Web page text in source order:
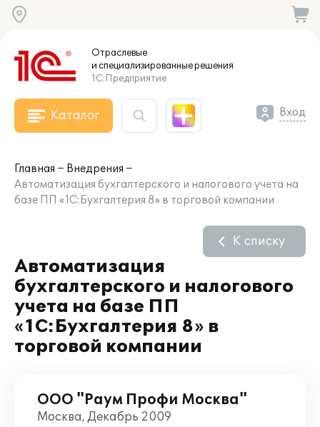
Отраслевые
и специализированныерешения
1С:Предприятие
Каталог Вход
Главная
Внедрения
Автоматизация бухгалтерского и налогового учета на
базе ПП «1С:Бухгалтерия 8» в торговой компании
Автоматизация
бухгалтерского и налогового
учета на базе ПП
«1С:Бухгалтерия 8» в
торговой компании
К списку
ООО "Раум Профи Москва"
Москва, Декабрь 2009